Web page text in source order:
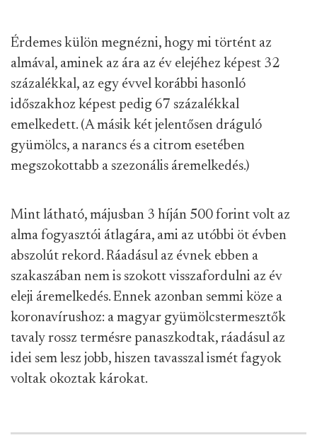
Érdemes külön megnézni, hogy mi történt az
almával, aminek az ára az év elejéhez képest 32
százalékkal, az egy évvel korábbi hasonló
időszakhoz képest pedig 67 százalékkal
emelkedett. (A másik két jelentősen dráguló
gyümölcs, a narancs és a citrom esetében
megszokottabb a szezonális áremelkedés.)
Mint látható, májusban 3 híján 500 forint volt az
alma fogyasztói átlagára, ami az utóbbi öt évben
abszolút rekord. Ráadásul az évnek ebben a
szakaszában nem is szokott visszafordulni az év
eleji áremelkedés. Ennek azonban semmi köze a
koronavírushoz: a magyar gyümölcstermesztők
tavaly rossz termésre panaszkodtak, ráadásul az
idei sem lesz jobb, hiszen tavasszal ismét fagyok
voltak okoztak károkat.